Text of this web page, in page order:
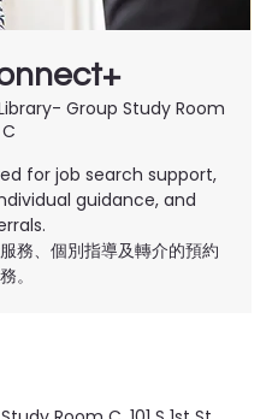
Group Study Room
C
for job search support,
guidance, and
務、個別指導及轉介的預約
。